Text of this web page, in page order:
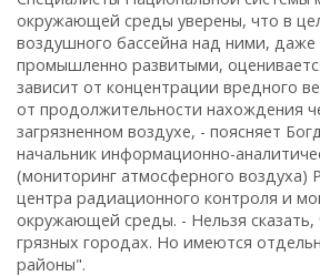
окружающей среды уверены, что в
воздушного бассейна над ними,
промышленно развитыми,
зависит от концентрации вредного
от продолжительности нахождения
загрязненном воздухе, - поясняет
начальник информационно-
(мониторинг атмосферного воздуха)
центра радиационного контроля и
окружающей среды. - Нельзя
грязных городах. Но имеются
районы".